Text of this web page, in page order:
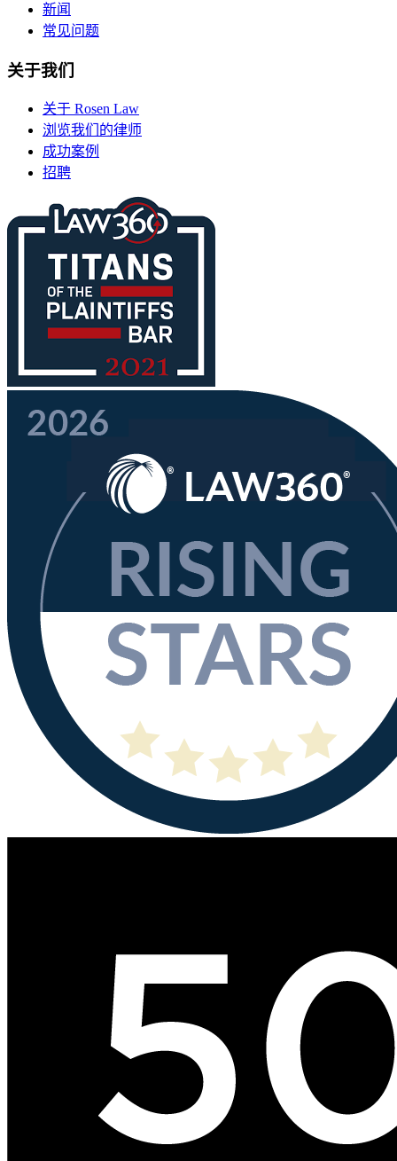
新闻
常见问题
关于我们
关于 Rosen Law
浏览我们的律师
成功案例
招聘